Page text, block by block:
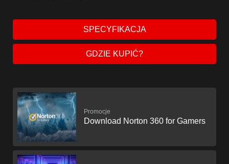
SPECYFIKACJA
GDZIE KUPIĆ?
Promocje
Download Norton 360 for Gamers